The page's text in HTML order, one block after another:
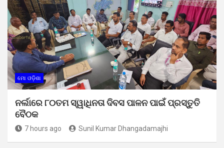
ମୋ ଓଡ଼ିଶା
ନର୍ଲାରେ ୮୦ତମ ସ୍ୱାଧିନତା ଦିବସ ପାଳନ ପାଇଁ ପ୍ରସ୍ତୁତି
ବୈଠକ
7 hours ago Sunil Kumar Dhangadamajhi